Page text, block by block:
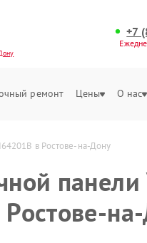
+7
ремонт Цены О нас
в Ростове-на-Дону